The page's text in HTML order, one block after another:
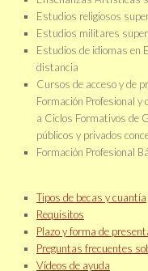
Estudios religiosos
Estudios militares
Estudios de idiomas en
distancia
Cursos de acceso y de
Formación Profesional
a Ciclos Formativos de
públicos y privados
Formación Profesional
Tipos de becas y cuantía
Requisitos
Plazo y forma de
Preguntas frecuentes
Vídeos de ayuda